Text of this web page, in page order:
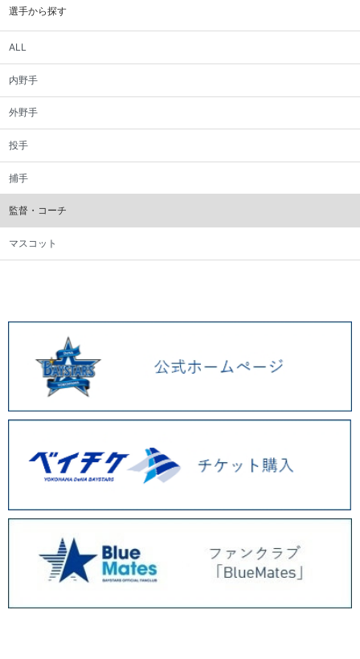
選手から探す
ALL
内野手
外野手
投手
捕手
監督・コーチ
マスコット